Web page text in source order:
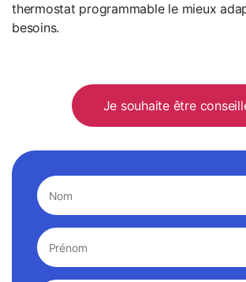
thermostat programmable le mieux
besoins.
Je souhaite être